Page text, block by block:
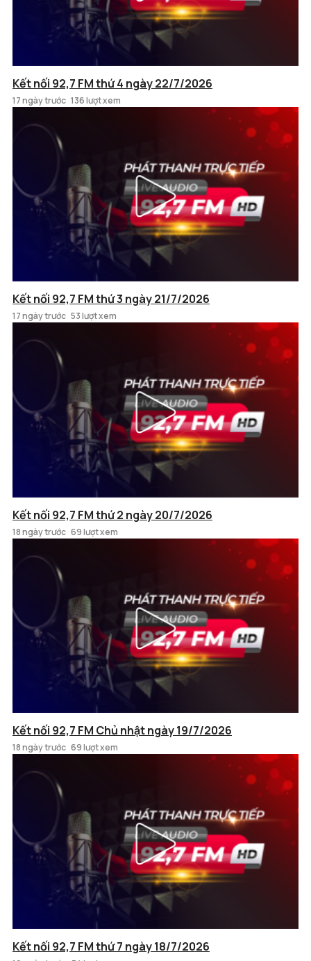
Kết nối 92,7 FM thứ 4 ngày 22/7/2026
17 ngày trước 136 lượt xem
Kết nối 92,7 FM thứ 3 ngày 21/7/2026
17 ngày trước 53 lượt xem
Kết nối 92,7 FM thứ 2 ngày 20/7/2026
18 ngày trước 69 lượt xem
Kết nối 92,7 FM Chủ nhật ngày 19/7/2026
18 ngày trước 69 lượt xem
Kết nối 92,7 FM thứ 7 ngày 18/7/2026